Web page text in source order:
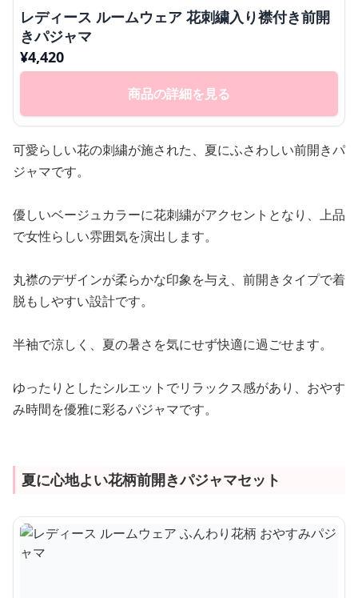
レディース ルームウェア 花刺繍入り襟付き前開
きパジャマ
¥4,420
商品の詳細を見る
可愛らしい花の刺繍が施された、夏にふさわしい前開きパ
ジャマです。
優しいベージュカラーに花刺繍がアクセントとなり、上品
で女性らしい雰囲気を演出します。
丸襟のデザインが柔らかな印象を与え、前開きタイプで着
脱もしやすい設計です。
半袖で涼しく、夏の暑さを気にせず快適に過ごせます。
ゆったりとしたシルエットでリラックス感があり、おやす
み時間を優雅に彩るパジャマです。
夏に心地よい花柄前開きパジャマセット